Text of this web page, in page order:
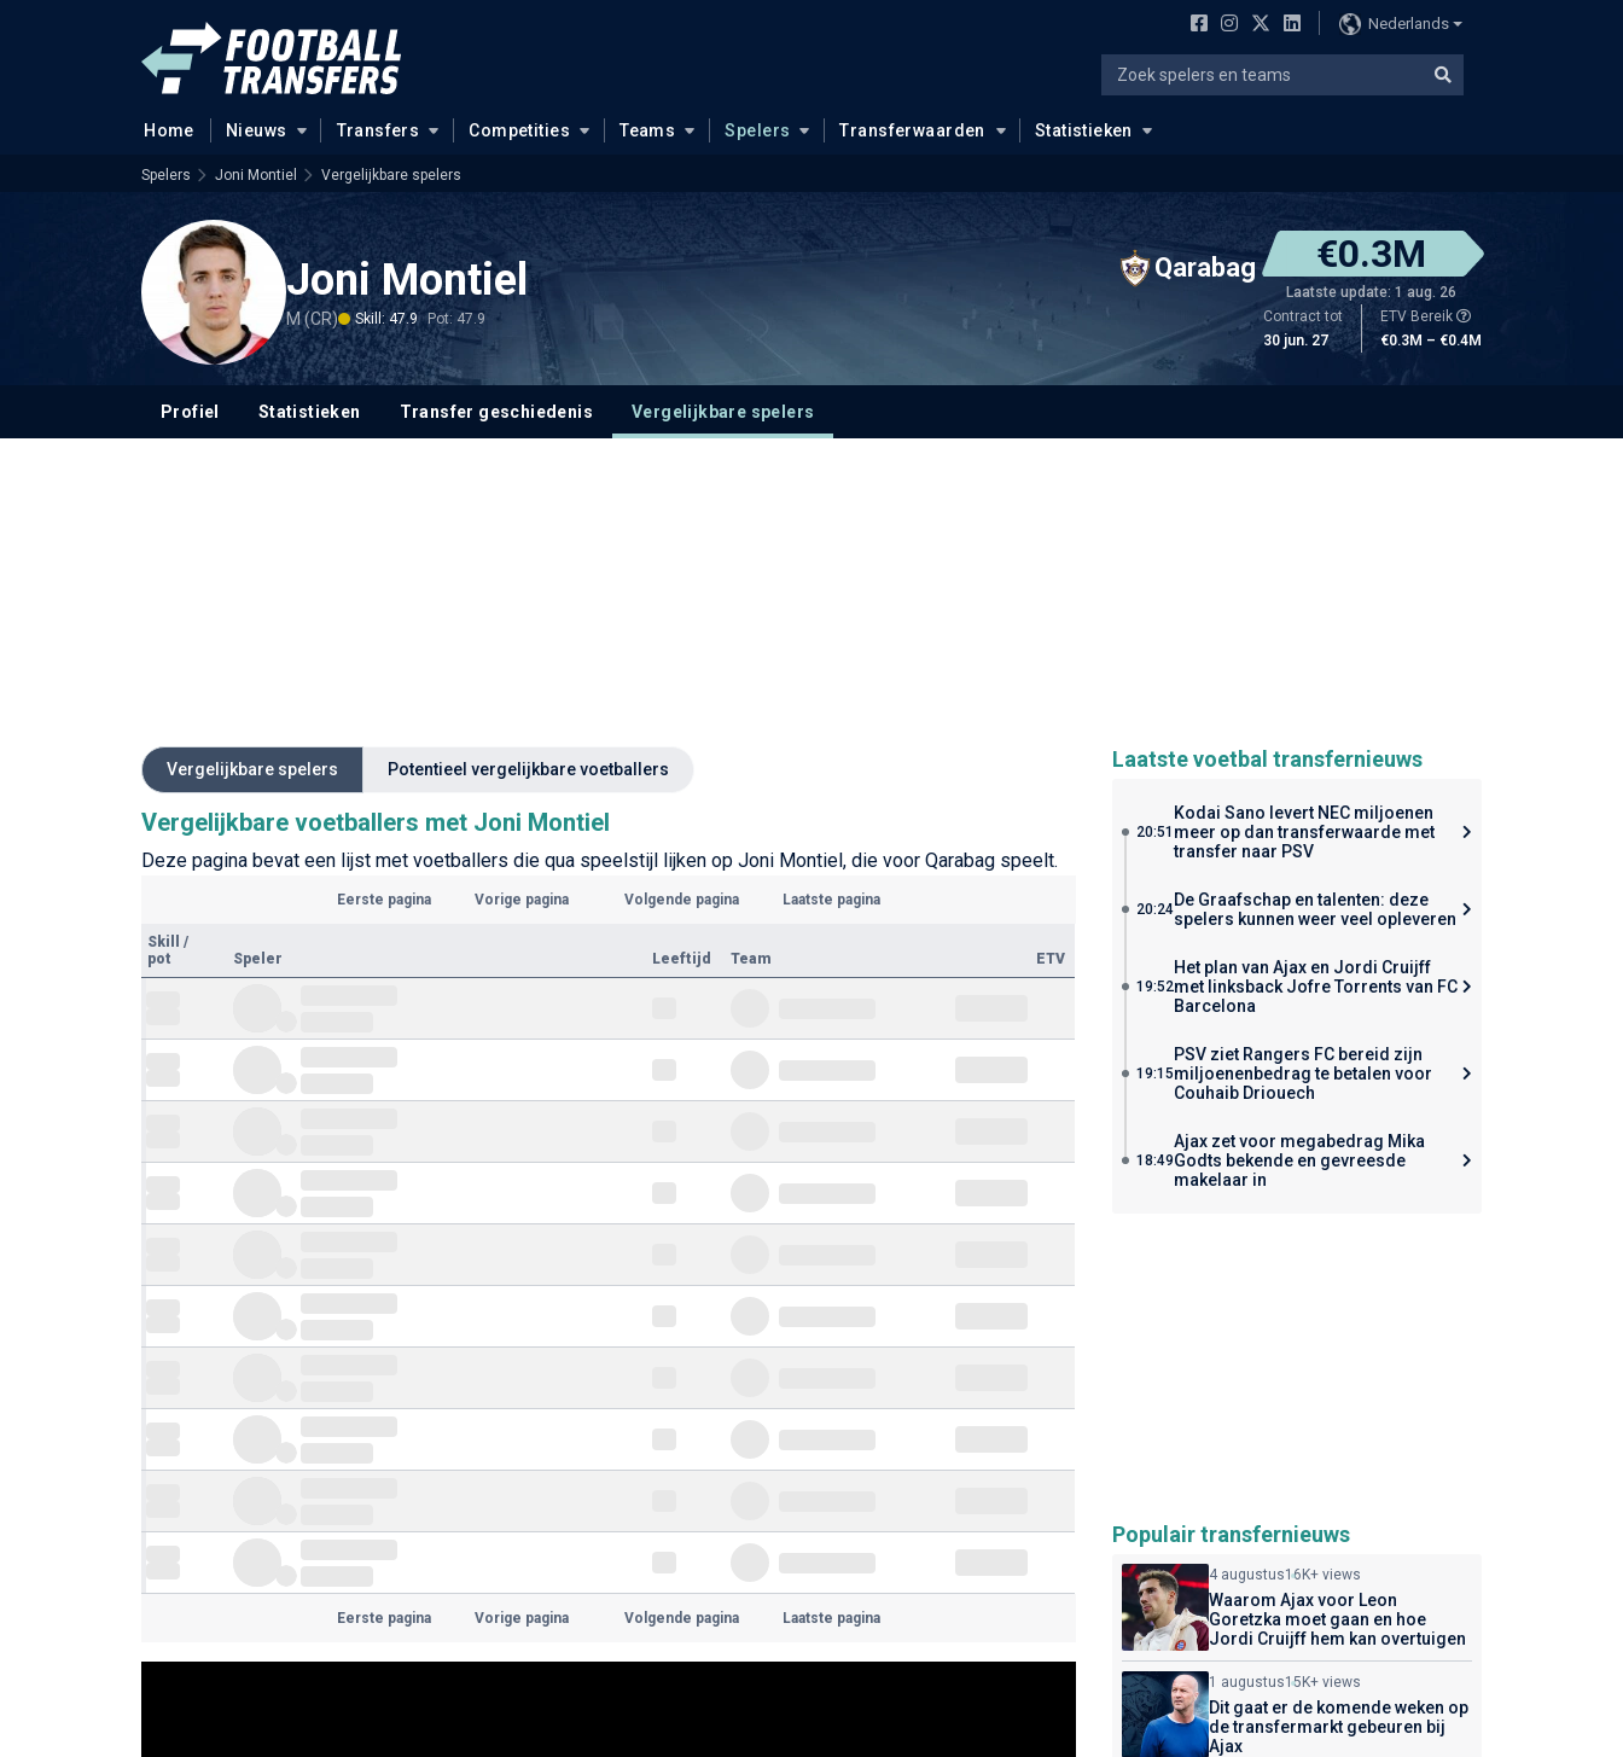
Nederlands
Home Nieuws Transfers Competities Teams Spelers Transferwaarden Statistieken
Spelers Joni Montiel Vergelijkbare spelers
Joni Montiel
M (CR) Skill: 47.9 Pot: 47.9
Qarabag €0.3M
Laatste update: 1 aug. 26
Contract tot
30 jun. 27
ETV Bereik
€0.3M – €0.4M
Profiel Statistieken Transfer geschiedenis Vergelijkbare spelers
Vergelijkbare spelers Potentieel vergelijkbare voetballers
Vergelijkbare voetballers met Joni Montiel
Deze pagina bevat een lijst met voetballers die qua speelstijl lijken op Joni Montiel, die voor Qarabag speelt.
Eerste pagina Vorige pagina Volgende pagina Laatste pagina
Skill
/
pot
Speler Leeftijd Team ETV
Eerste pagina Vorige pagina Volgende pagina Laatste pagina
Laatste voetbal transfernieuws
20:51
Kodai Sano levert NEC miljoenen
meer op dan transferwaarde met
transfer naar PSV
20:24De Graafschap en talenten: deze
spelers kunnen weer veel opleveren
19:52
Het plan van Ajax en Jordi Cruijff
met linksback Jofre Torrents van FC
Barcelona
19:15
PSV ziet Rangers FC bereid zijn
miljoenenbedrag te betalen voor
Couhaib Driouech
18:49
Ajax zet voor megabedrag Mika
Godts bekende en gevreesde
makelaar in
Populair transfernieuws
4 augustus16K+ views
Waarom Ajax voor Leon
Goretzka moet gaan en hoe
Jordi Cruijff hem kan overtuigen
1 augustus15K+ views
Dit gaat er de komende weken op
de transfermarkt gebeuren bij
Ajax